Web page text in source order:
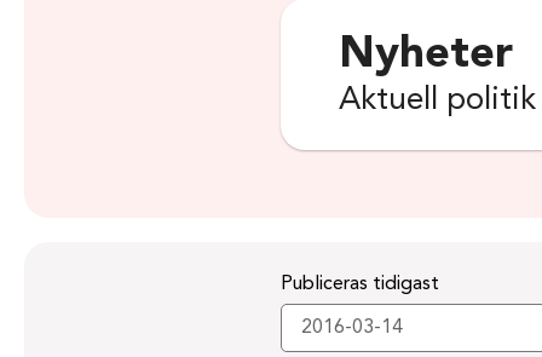
Nyheter
Aktuell politik
Publiceras tidigast